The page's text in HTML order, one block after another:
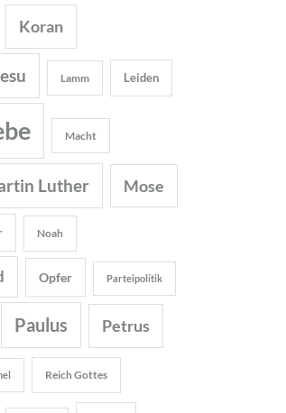
Koran
Lamm Leiden
Macht
Luther Mose
Noah
Opfer Parteipolitik
Paulus Petrus
Reich Gottes